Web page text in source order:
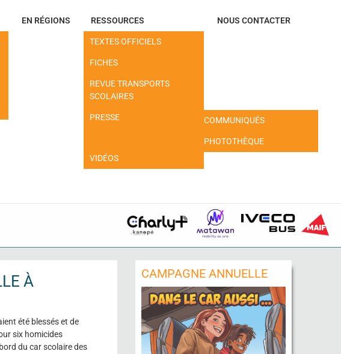
EN RÉGIONS RESSOURCES
TEXTES OFFICIELS
FICHES
REVUE TRANSPORTS
SCOLAIRES
PRESSE COMMUNIQUÉS
PHOTOTHÈQUE
VIDÉOS
NOUS CONTACTER
À
été blessés et de
six homicides
du car scolaire des
CAMPAGNE ANNUELLE